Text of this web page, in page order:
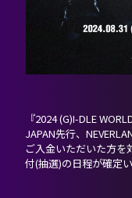
『2024 (G)I-DLE
JAPAN先行、
ご入金いただいた方を
付(抽選)の日程が確定